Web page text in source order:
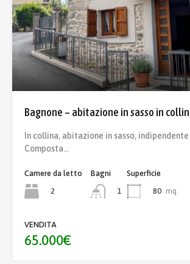
Bagnone – abitazione in sasso in
In collina, abitazione in sasso,
Composta…
Camere da letto
2
Bagni
1
Superficie
80 mq
VENDITA
65.000€